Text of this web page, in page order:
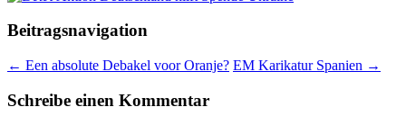
Beitragsnavigation
← Een absolute Debakel voor Oranje? EM Karikatur Spanien →
Schreibe einen Kommentar